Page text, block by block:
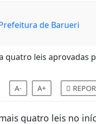
A- A+
quatro leis no